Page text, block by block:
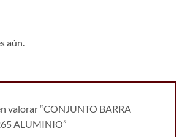
aún.
valorar “CONJUNTO BARRA
ALUMINIO”